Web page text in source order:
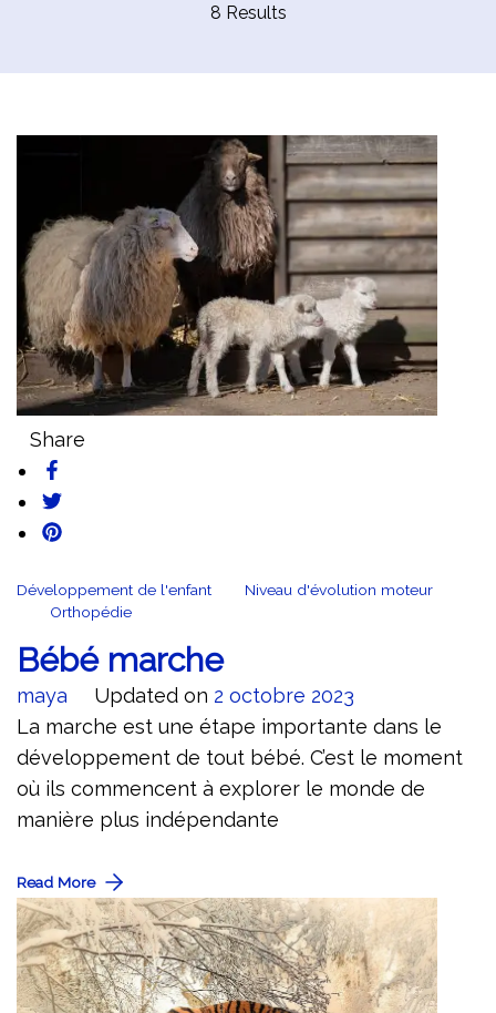
8 Results
Share
Développement de l'enfant
Niveau d'évolution moteur
Orthopédie
Bébé marche
maya Updated on 2 octobre 2023
La marche est une étape importante dans le
développement de tout bébé. C’est le moment
où ils commencent à explorer le monde de
manière plus indépendante
Read More